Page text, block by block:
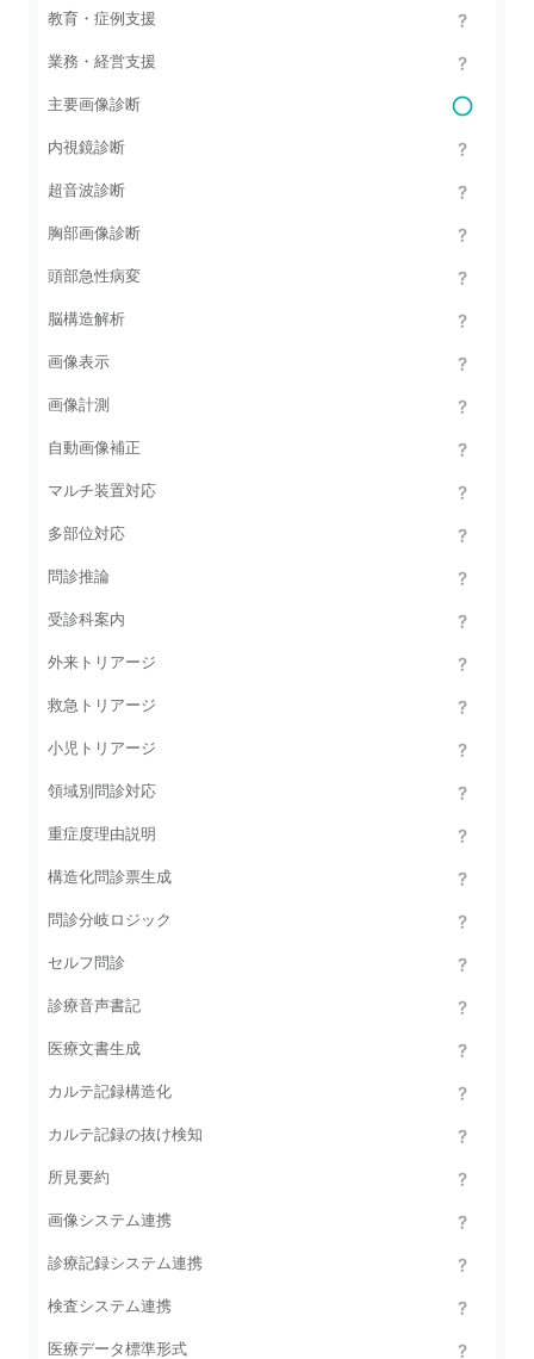
教育・症例支援
業務・経営支援
主要画像診断
内視鏡診断
超音波診断
胸部画像診断
頭部急性病変
脳構造解析
画像表示
画像計測
自動画像補正
マルチ装置対応
多部位対応
問診推論
受診科案内
外来トリアージ
救急トリアージ
小児トリアージ
領域別問診対応
重症度理由説明
構造化問診票生成
問診分岐ロジック
セルフ問診
診療音声書記
医療文書生成
カルテ記録構造化
カルテ記録の抜け検知
所見要約
画像システム連携
診療記録システム連携
検査システム連携
医療データ標準形式